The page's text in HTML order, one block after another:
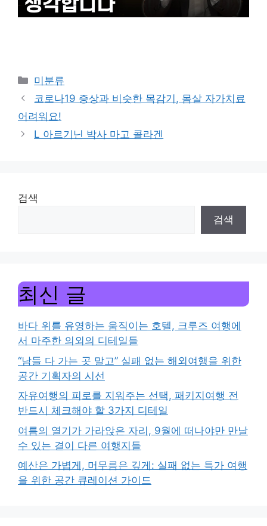
Categories
미분류
코로나19 증상과 비슷한 목감기, 몸살 자가치료
어려워요!
L 아르기닌 박사 마고 콜라겐
검색
검색
최신 글
바다 위를 유영하는 움직이는 호텔, 크루즈 여행에
서 마주한 의외의 디테일들
“남들 다 가는 곳 말고” 실패 없는 해외여행을 위한
공간 기획자의 시선
자유여행의 피로를 지워주는 선택, 패키지여행 전
반드시 체크해야 할 3가지 디테일
여름의 열기가 가라앉은 자리, 9월에 떠나야만 만날
수 있는 결이 다른 여행지들
예산은 가볍게, 머무름은 깊게: 실패 없는 특가 여행
을 위한 공간 큐레이션 가이드